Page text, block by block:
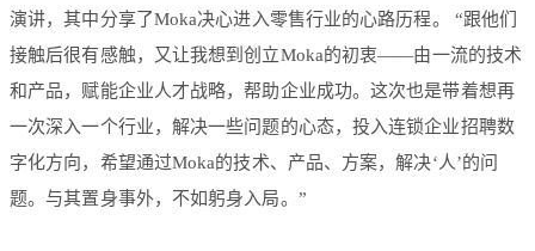
演讲，其中分享了Moka决心进入零售行业的心路历程。 “跟他们
接触后很有感触，又让我想到创立Moka的初衷——由一流的技术
和产品，赋能企业人才战略，帮助企业成功。这次也是带着想再
一次深入一个行业，解决一些问题的心态，投入连锁企业招聘数
字化方向，希望通过Moka的技术、产品、方案，解决‘人’的问
题。与其置身事外，不如躬身入局。”